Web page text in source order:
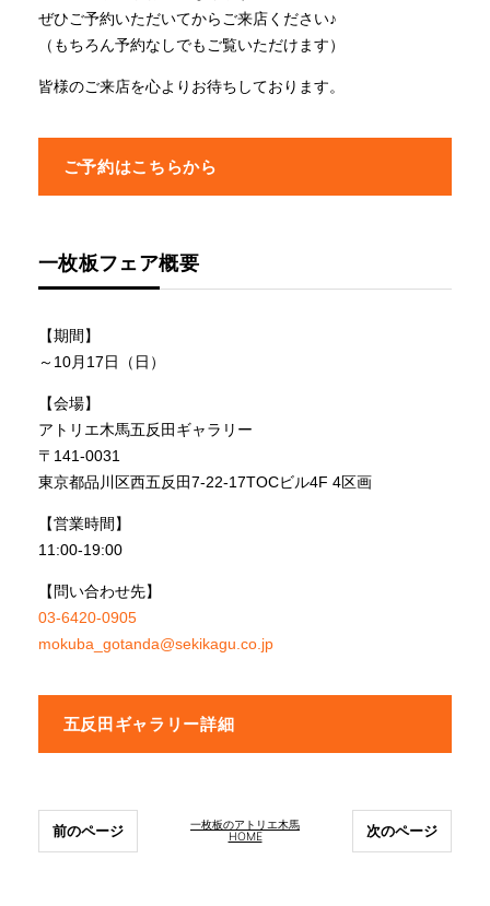
ぜひご予約いただいてからご来店ください♪
（もちろん予約なしでもご覧いただけます）
皆様のご来店を心よりお待ちしております。
ご予約はこちらから
一枚板フェア概要
【期間】
～10月17日（日）
【会場】
アトリエ木馬五反田ギャラリー
〒141-0031
東京都品川区西五反田7-22-17TOCビル4F 4区画
【営業時間】
11:00-19:00
【問い合わせ先】
03-6420-0905
mokuba_gotanda@sekikagu.co.jp
五反田ギャラリー詳細
一枚板のアトリエ木馬
HOME
前のページ 次のページ